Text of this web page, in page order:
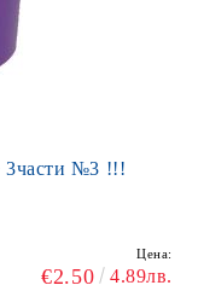
№3 !!!
Цена:
€2.50 4.89лв.